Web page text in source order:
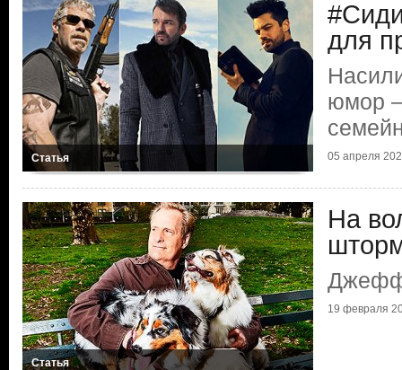
Статья
для
юмор
05 апреля
Статья
На
19 февраля